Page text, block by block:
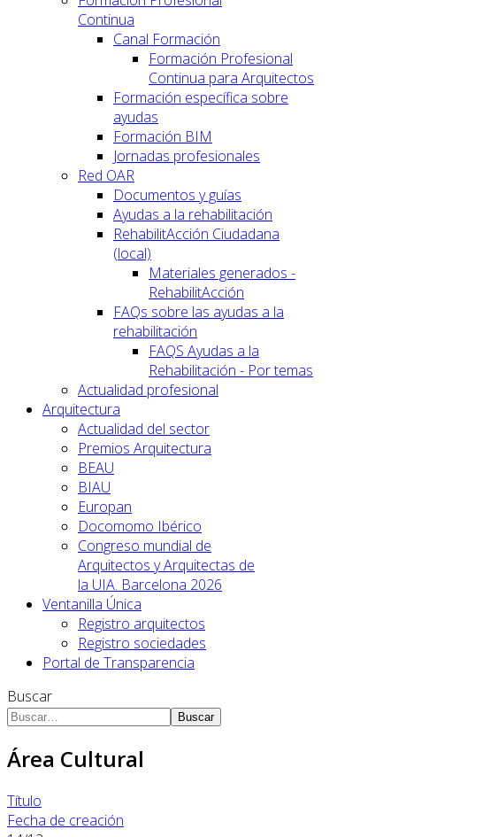
Continua
Canal Formación
Formación Profesional
Continua para Arquitectos
Formación específica sobre
ayudas
Formación BIM
Jornadas profesionales
Red OAR
Documentos y guías
Ayudas a la rehabilitación
RehabilitAcción Ciudadana
(local)
Materiales generados -
RehabilitAcción
FAQs sobre las ayudas a la
rehabilitación
FAQS Ayudas a la
Rehabilitación - Por temas
Actualidad profesional
Arquitectura
Actualidad del sector
Premios Arquitectura
BEAU
BIAU
Europan
Docomomo Ibérico
Congreso mundial de
Arquitectos y Arquitectas de
la UIA. Barcelona 2026
Ventanilla Única
Registro arquitectos
Registro sociedades
Portal de Transparencia
Buscar
Buscar
Área Cultural
Título
Fecha de creación